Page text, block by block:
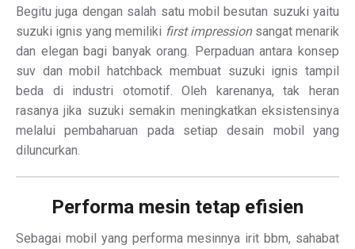
Begitu juga dengan salah satu mobil besutan suzuki yaitu
suzuki ignis yang memiliki first impressionsangat menarik
dan elegan bagi banyak orang. Perpaduan antara konsep
suv dan mobil hatchback membuat suzuki ignis tampil
beda di industri otomotif. Oleh karenanya, tak heran
rasanya jika suzuki semakin meningkatkan eksistensinya
melalui pembaharuan pada setiap desain mobil yang
diluncurkan.
Performa mesin tetap efisien
Sebagai mobil yang performa mesinnya irit bbm, sahabat